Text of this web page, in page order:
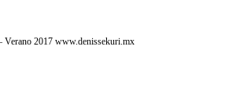
2017 www.denissekuri.mx